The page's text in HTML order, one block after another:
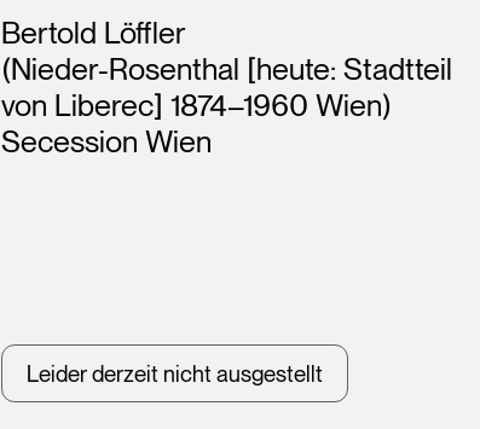
Künstler*innen
Bertold Löffler
(Nieder-Rosenthal [heute: Stadtteil
von Liberec] 1874–1960 Wien)
Secession Wien
Leider derzeit nicht ausgestellt